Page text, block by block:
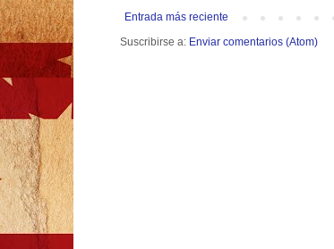
Entrada más reciente
Suscribirse a: Enviar comentarios (Atom)